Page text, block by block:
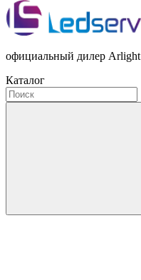
официальный дилер Arlight
Каталог